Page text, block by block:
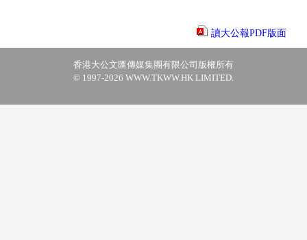
讀大公報PDF版面
香港大公文匯傳媒集團有限公司版權所有
© 1997-2026 WWW.TKWW.HK LIMITED.